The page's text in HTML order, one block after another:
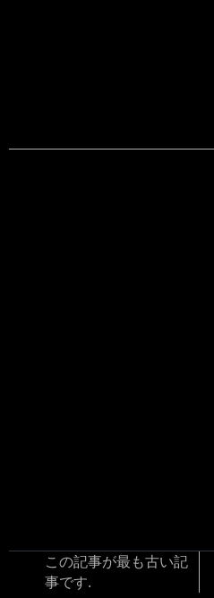
この記事が最も古い記
事です.